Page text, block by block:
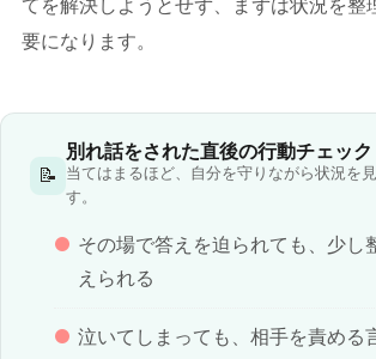
てを解決しようとせず、まずは状況を整
要になります。
📝
別れ話をされた直後の行動チェック
当てはまるほど、自分を守りながら状況を
す。
その場で答えを迫られても、少し
えられる
泣いてしまっても、相手を責める